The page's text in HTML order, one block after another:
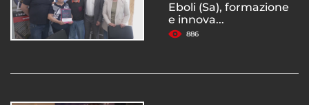
Eboli (Sa), formazione
e innova...
886